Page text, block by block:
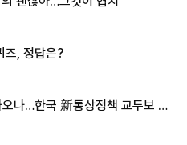
즈, 정답은?
나…한국 新통상정책 교두보 활